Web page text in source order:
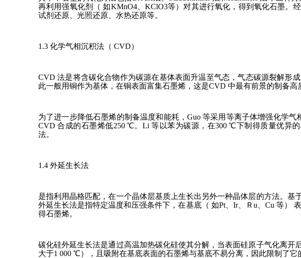
再利用强氧化剂（ 如KMnO4、KClO3等）对其进行氧化，得到氧化石墨。
试剂还原、光照还原、水热还原等。
1.3 化学气相沉积法（ CVD）
CVD 法是将含碳化合物作为碳源在基体表面升温至气态，气态碳源裂解形
此一般用铜作为基体，在铜表面富集石墨烯，这是CVD 中最有前景的制备高
为了进一步降低石墨烯的制备温度和能耗，Guo 等采用等离子体增强化学
CVD 合成的石墨烯低250 ℃。Li 等以苯为碳源，在300 ℃下制得质量优异
法。
1.4 外延生长法
是指利用晶格匹配，在一个晶体层基质上生长出另外一种晶体层的方法。
外延生长法是指特定温度和压强条件下，在基底（ 如Pt、Ir、Ｒu、Cu 等）
得石墨烯。
碳化硅外延生长法是通过高温加热碳化硅使其分解，当表面硅原子气化离
大于1 000 ℃），且吸附在基底表面的石墨烯与基底不易分离，因此限制了它